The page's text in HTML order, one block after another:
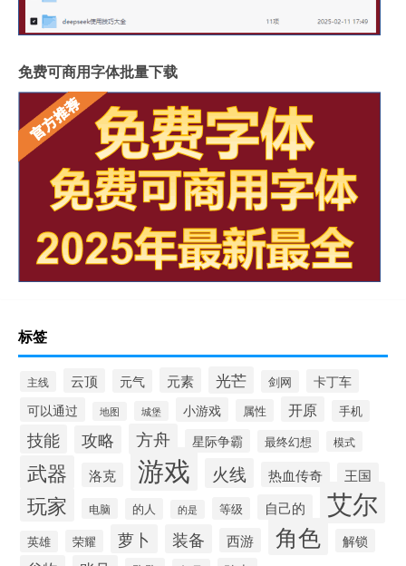
免费可商用字体批量下载
标签
主线 云顶 元气 元素 光芒 剑网 卡丁车
可以通过 地图 城堡 小游戏 属性 开原 手机
技能 攻略 方舟 星际争霸 最终幻想 模式
武器 洛克 游戏 火线 热血传奇 王国
玩家 电脑 的人 的是 等级 自己的 艾尔
英雄 荣耀 萝卜 装备 西游 角色 解锁